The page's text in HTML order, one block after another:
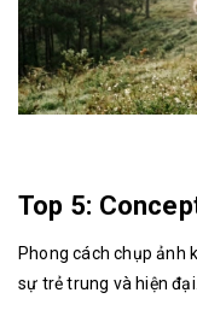
Top 5:
Phong cách chụp ảnh
sự trẻ trung và hiện đại.